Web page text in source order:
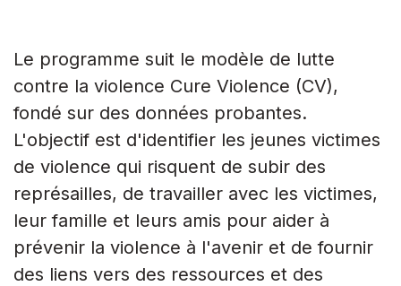
Le programme suit le modèle de lutte
contre la violence Cure Violence (CV),
fondé sur des données probantes.
L'objectif est d'identifier les jeunes victimes
de violence qui risquent de subir des
représailles, de travailler avec les victimes,
leur famille et leurs amis pour aider à
prévenir la violence à l'avenir et de fournir
des liens vers des ressources et des